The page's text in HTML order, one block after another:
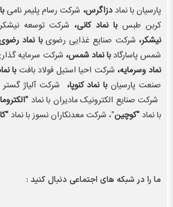
پارسیان با نماددزاگرس، شرکت رسام پلیمر نامی
کربن طبسبا نماد کانی، شرکت توسعه
نیشکر، شرکت صنایع غذایی رضویبا نماد
شمس پاسارگادبا نماد شمس، شرکت سرمایه
نماد وسرمایه، شرکت احیا استیل فولاد بافتبا
صنعت پارسیانبا نماد کنوپا، شرکت آلیاژ
شرکت صنایع الکترونیک مادیران با نماد
با نماد "کوچین"، شرکت معدنکاران نسوز با نماد
ما را در شبکه های اجتماعی دنبال کنید :